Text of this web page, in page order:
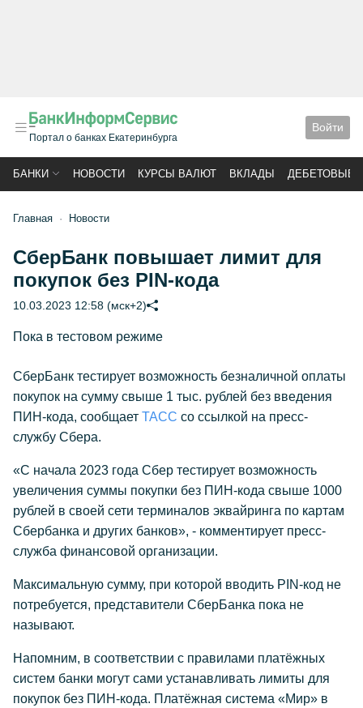
Портал о банках Екатеринбурга
Войти
БАНКИ НОВОСТИ КУРСЫ ВАЛЮТ ВКЛАДЫ ДЕБЕТОВЫЕ
Главная Новости
СберБанк повышает лимит для
покупок без PIN-кода
10.03.2023 12:58 (мск+2)
Пока в тестовом режиме
СберБанк тестирует возможность безналичной оплаты
покупок на сумму свыше 1 тыс. рублей без введения
ПИН-кода, сообщает ТАСС со ссылкой на пресс-
службу Сбера.
«С начала 2023 года Сбер тестирует возможность
увеличения суммы покупки без ПИН-кода свыше 1000
рублей в своей сети терминалов эквайринга по картам
Сбербанка и других банков», - комментирует пресс-
служба финансовой организации.
Максимальную сумму, при которой вводить PIN-код не
потребуется, представители СберБанка пока не
называют.
Напомним, в соответствии с правилами платёжных
систем банки могут сами устанавливать лимиты для
покупок без ПИН-кода. Платёжная система «Мир» в